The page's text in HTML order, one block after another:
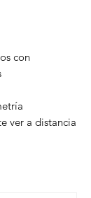
con
ver a distancia